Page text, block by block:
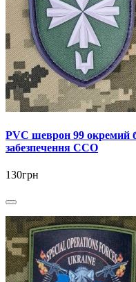
PVC шеврон 99 окремий
забезпечення ССО
130грн